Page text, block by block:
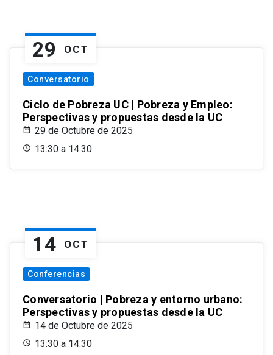
29 OCT
Conversatorio
Ciclo de Pobreza UC | Pobreza y Empleo:
Perspectivas y propuestas desde la UC
29 de Octubre de 2025
13:30 a 14:30
14 OCT
Conferencias
Conversatorio | Pobreza y entorno urbano:
Perspectivas y propuestas desde la UC
14 de Octubre de 2025
13:30 a 14:30